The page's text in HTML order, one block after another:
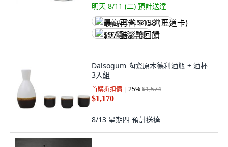
明天 8/11 (二) 預計送達
最高再省 $158 (王道卡)
$97 酷澎幣回饋
Dalsogum 陶瓷原木德利酒瓶 + 酒杯
3入組
首購折扣價 25%$1,574
$1,170
8/13 星期四 預計送達